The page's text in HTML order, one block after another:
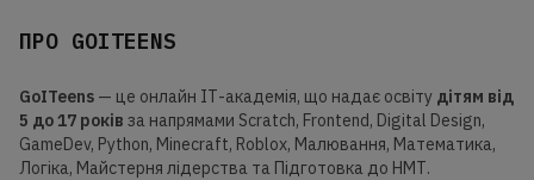
ПРО GOITEENS
GoITeens — це онлайн ІТ-академія, що надає освіту дітям від
5 до 17 років за напрямами Scratch, Frontend, Digital Design,
GameDev, Python, Minecraft, Roblox, Малювання, Математика,
Логіка, Майстерня лідерства та Підготовка до НМТ.